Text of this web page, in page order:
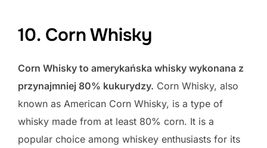
10. Corn Whisky
Corn Whisky to amerykańska whisky wykonana z
przynajmniej 80% kukurydzy. Corn Whisky, also
known as American Corn Whisky, is a type of
whisky made from at least 80% corn. It is a
popular choice among whiskey enthusiasts for its